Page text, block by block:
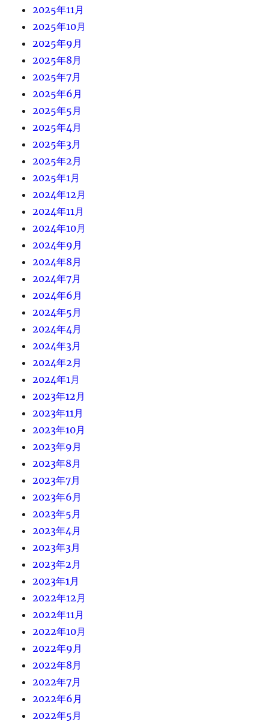
2025年11月
2025年10月
2025年9月
2025年8月
2025年7月
2025年6月
2025年5月
2025年4月
2025年3月
2025年2月
2025年1月
2024年12月
2024年11月
2024年10月
2024年9月
2024年8月
2024年7月
2024年6月
2024年5月
2024年4月
2024年3月
2024年2月
2024年1月
2023年12月
2023年11月
2023年10月
2023年9月
2023年8月
2023年7月
2023年6月
2023年5月
2023年4月
2023年3月
2023年2月
2023年1月
2022年12月
2022年11月
2022年10月
2022年9月
2022年8月
2022年7月
2022年6月
2022年5月